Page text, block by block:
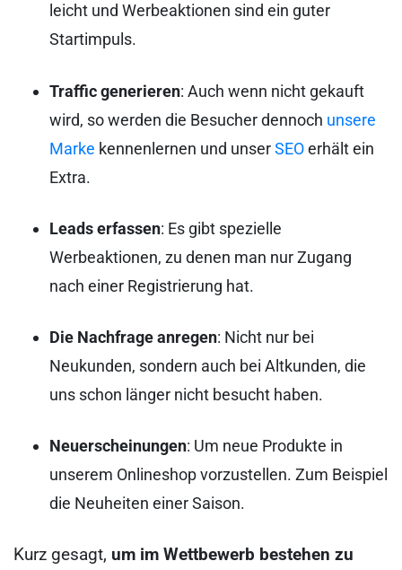
leicht und Werbeaktionen sind ein guter
Startimpuls.
Traffic generieren: Auch wenn nicht gekauft
wird, so werden die Besucher dennoch unsere
Marke kennenlernen und unserSEOerhält ein
Extra.
Leads erfassen: Es gibt spezielle
Werbeaktionen, zu denen man nur Zugang
nach einer Registrierung hat.
Die Nachfrage anregen: Nicht nur bei
Neukunden, sondern auch bei Altkunden, die
uns schon länger nicht besucht haben.
Neuerscheinungen: Um neue Produkte in
unserem Onlineshop vorzustellen. Zum Beispiel
die Neuheiten einer Saison.
Kurz gesagt, um im Wettbewerb bestehen zu